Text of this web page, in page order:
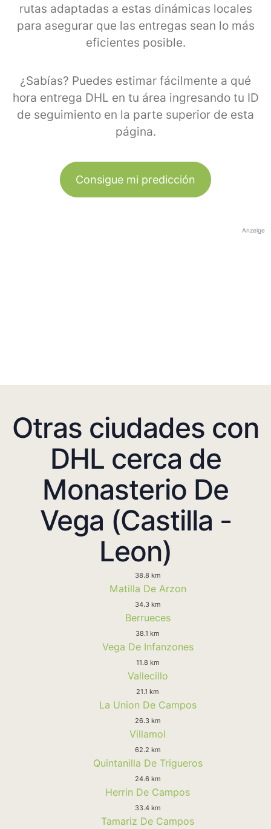
rutas adaptadas a estas dinámicas locales
para asegurar que las entregas sean lo más
eficientes posible.
¿Sabías? Puedes estimar fácilmente a qué
hora entrega DHL en tu área ingresando tu ID
de seguimiento en la parte superior de esta
página.
Consigue mi predicción
Anzeige
Otras ciudades con
DHL cerca de
Monasterio De
Vega (Castilla -
Leon)
38.8 km
Matilla De Arzon
34.3 km
Berrueces
38.1 km
Vega De Infanzones
11.8 km
Vallecillo
21.1 km
La Union De Campos
26.3 km
Villamol
62.2 km
Quintanilla De Trigueros
24.6 km
Herrin De Campos
33.4 km
Tamariz De Campos